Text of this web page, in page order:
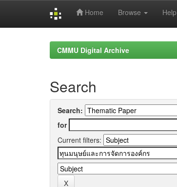
Home Browse Help
CMMU Digital Archive
Search
Search:
for
Current filters: